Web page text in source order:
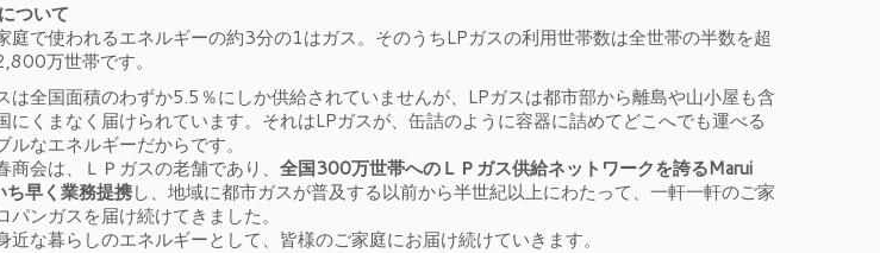
ついて
庭で使われるエネルギーの約3分の1はガス。そのうちLPガスの利用世帯数は全世帯の半数を超
万世帯です。
は全国面積のわずか5.5％にしか供給されていませんが、LPガスは都市部から離島や山小屋も含
にくまなく届けられています。それはLPガスが、缶詰のように容器に詰めてどこへでも運べる
ルなエネルギーだからです。
商会は、ＬＰガスの老舗であり、 全国300万世帯へのＬＰガス供給ネットワークを誇るMarui
ち早く業務提携し、地域に都市ガスが普及する以前から半世紀以上にわたって、一軒一軒のご家
パンガスを届け続けてきました。
近な暮らしのエネルギーとして、皆様のご家庭にお届け続けていきます。